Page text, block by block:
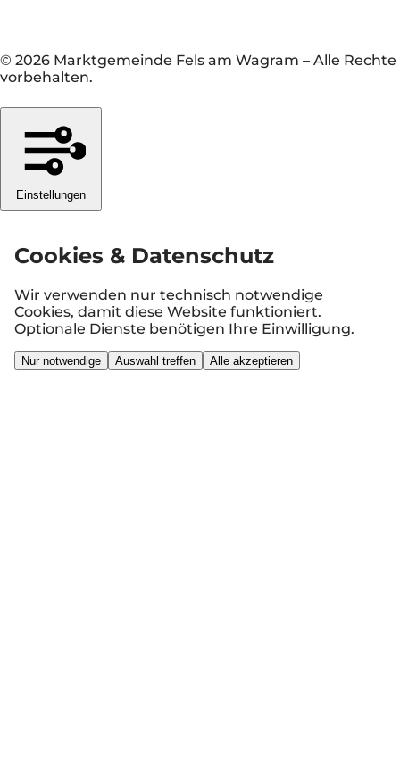
© 2026 Marktgemeinde Fels am Wagram – Alle Rechte
vorbehalten.
Einstellungen
Cookies & Datenschutz
Wir verwenden nur technisch notwendige
Cookies, damit diese Website funktioniert.
Optionale Dienste benötigen Ihre Einwilligung.
Nur notwendige Auswahl treffen Alle akzeptieren